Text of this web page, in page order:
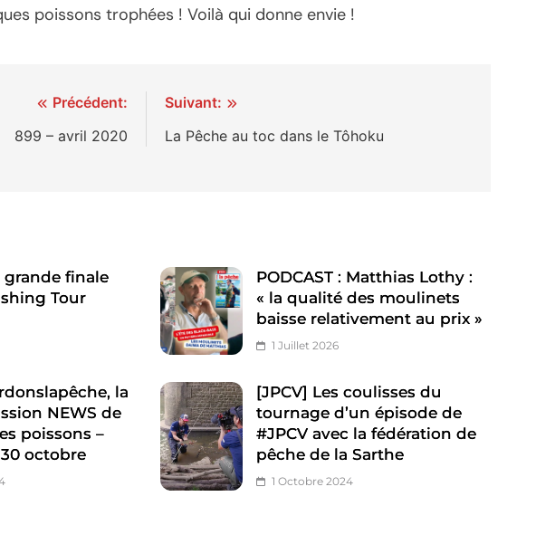
poissons trophées ! Voilà qui donne envie !
Précédent:
899 – avril 2020
Suivant:
La Pêche au toc dans le Tôhoku
grande finale
Tour
PODCAST : Matthias Lothy :
« la qualité des moulinets
baisse relativement au prix »
1 Juillet 2026
la
NEWS de
poissons –
octobre
[JPCV] Les coulisses du
tournage d’un épisode de
#JPCV avec la fédération de
pêche de la Sarthe
1 Octobre 2024